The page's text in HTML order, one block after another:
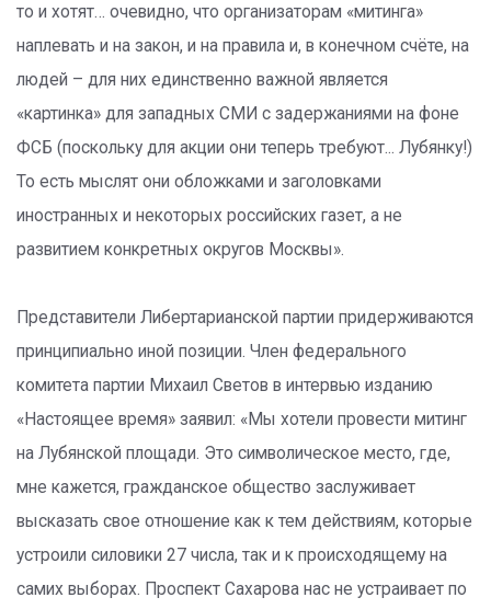
то и хотят… очевидно, что организаторам «митинга»
наплевать и на закон, и на правила и, в конечном счёте, на
людей – для них единственно важной является
«картинка» для западных СМИ с задержаниями на фоне
ФСБ (поскольку для акции они теперь требуют... Лубянку!)
То есть мыслят они обложками и заголовками
иностранных и некоторых российских газет, а не
развитием конкретных округов Москвы».
Представители Либертарианской партии придерживаются
принципиально иной позиции. Член федерального
комитета партии Михаил Светов в интервью изданию
«Настоящее время» заявил: «Мы хотели провести митинг
на Лубянской площади. Это символическое место, где,
мне кажется, гражданское общество заслуживает
высказать свое отношение как к тем действиям, которые
устроили силовики 27 числа, так и к происходящему на
самих выборах. Проспект Сахарова нас не устраивает по